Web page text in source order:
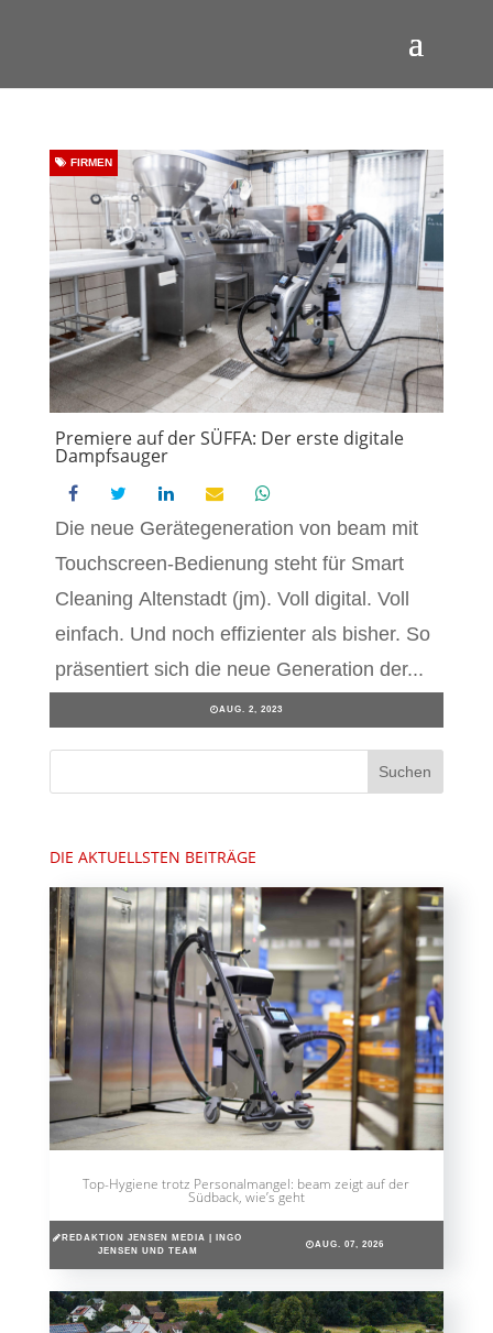
Premiere auf der SÜFFA: Der erste digitale
Dampfsauger
FIRMEN
Die neue Gerätegeneration von beam mit
Touchscreen-Bedienung steht für Smart
Cleaning Altenstadt (jm). Voll digital. Voll
einfach. Und noch effizienter als bisher. So
präsentiert sich die neue Generation der...
AUG. 2, 2023
DIE AKTUELLSTEN BEITRÄGE
Top-Hygiene trotz Personalmangel: beam zeigt auf der
Südback, wie’s geht
REDAKTION JENSEN MEDIA | INGO
JENSEN UND TEAM
AUG. 07, 2026